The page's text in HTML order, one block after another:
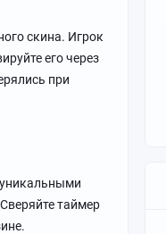
скина. Игрок
его через
при
таймер